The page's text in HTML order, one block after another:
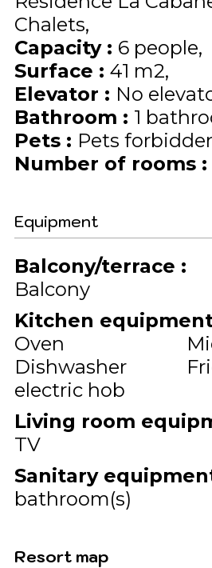
Chalets
Capacity : 6 people
Surface : 41 m2
Elevator : No
Bathroom : 1
Pets : Pets
Number of rooms :
Equipment
Balcony/terrace :
Balcony
Kitchen
Oven
Dishwasher
electric hob
Living room
TV
Sanitary
bathroom(s)
Resort map